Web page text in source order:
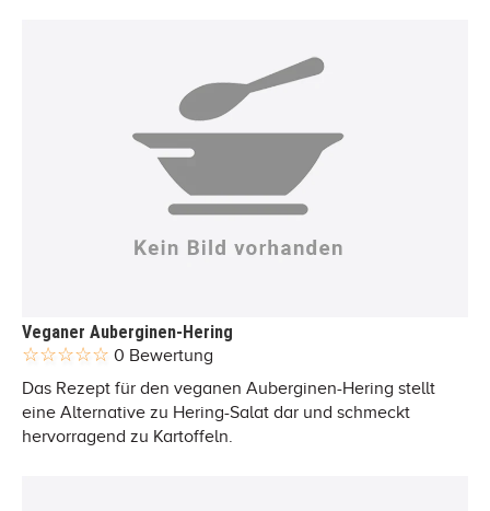
Veganer Auberginen-Hering
0 Bewertung
Das Rezept für den veganen Auberginen-Hering stellt
eine Alternative zu Hering-Salat dar und schmeckt
hervorragend zu Kartoffeln.